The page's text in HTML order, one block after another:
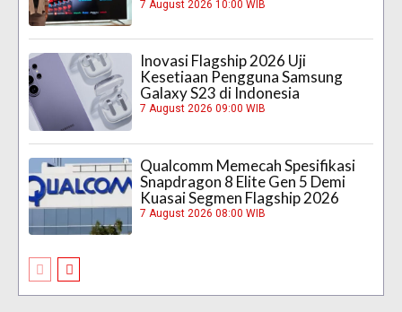
7 August 2026 10:00 WIB
Inovasi Flagship 2026 Uji
Kesetiaan Pengguna Samsung
Galaxy S23 di Indonesia
7 August 2026 09:00 WIB
Qualcomm Memecah Spesifikasi
Snapdragon 8 Elite Gen 5 Demi
Kuasai Segmen Flagship 2026
7 August 2026 08:00 WIB